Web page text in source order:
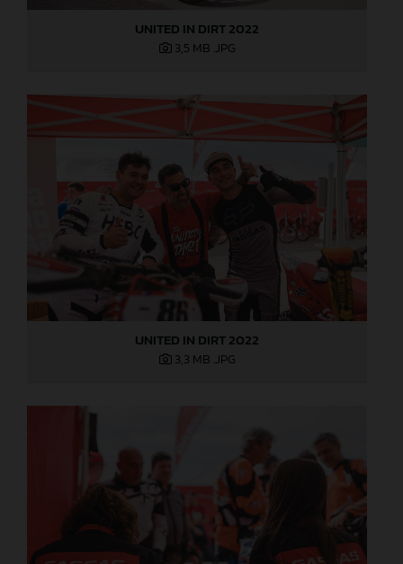
UNITED IN DIRT 2022
3,5 MB .JPG
UNITED IN DIRT 2022
3,3 MB .JPG